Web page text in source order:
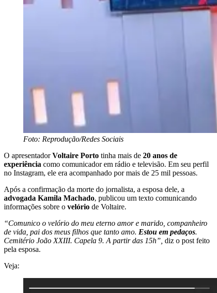
Foto: Reprodução/Redes Sociais
O apresentadorVoltaire Porto tinha mais de 20 anos de
experiência como comunicador em rádio e televisão. Em seu perfil
no Instagram, ele era acompanhado por mais de 25 mil pessoas.
Após a confirmação da morte do jornalista, a esposa dele, a
advogada Kamila Machado, publicou um texto comunicando
informações sobre o velório de Voltaire.
“Comunico o velório do meu eterno amor e marido, companheiro
de vida, pai dos meus filhos que tanto amo. Estou em pedaços.
Cemitério João XXIII. Capela 9. A partir das 15h”, diz o post feito
pela esposa.
Veja: